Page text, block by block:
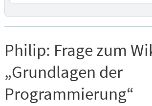
Philip: Frage zum
„Grundlagen der
Programmierung“